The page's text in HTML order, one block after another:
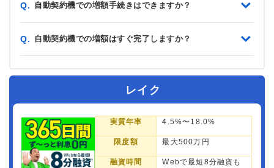
Q. 自動契約機での増額手続きはできますか？
Q. 自動契約機での増額はすぐ完了しますか？
レイク
実質年率 4.5%〜18.0%
限度額 最大500万円
融資時間
Webで最短8分融資も